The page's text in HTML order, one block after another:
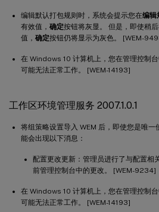
编辑默认打包规则时，系统会提示您在编辑
有效值， 确定按钮将灰显。 但是，即使稍
值， 确定按钮仍将显示为灰色。 [WEM-
在 Windows 10 计算机上，您在管理控制
可能无法正常工作。 [WEM-14193]
工作区环境管理服务 2007.1.0.1
将组策略设置导入 WEM 后，即使您是唯
能会出现以下消息：
配置更改更新：管理员进行了与配置相
前管理控制台中的更改。 [WEM-9234]
在 Windows 10 计算机上，您在管理控制
可能无法正常工作。 [WEM-14193]